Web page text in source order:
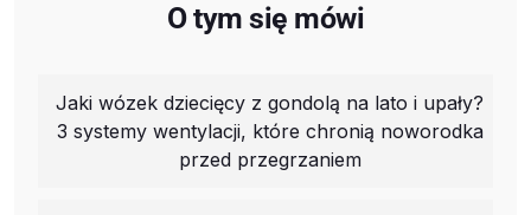
O tym się mówi
Jaki wózek dziecięcy z gondolą na lato i upały?
3 systemy wentylacji, które chronią noworodka
przed przegrzaniem